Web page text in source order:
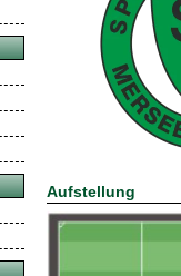
Aufstellung